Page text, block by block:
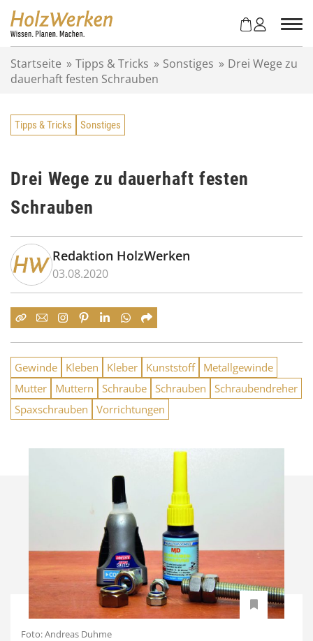
Startseite » Tipps & Tricks » Sonstiges » Drei Wege zu
dauerhaft festen Schrauben
Tipps & Tricks Sonstiges
Drei Wege zu dauerhaft festen
Schrauben
Redaktion HolzWerken
03.08.2020
Gewinde Kleben Kleber Kunststoff
Metallgewinde
Mutter
Muttern Schraube Schrauben
Schraubendreher
Spaxschrauben
Vorrichtungen
Foto: Andreas Duhme